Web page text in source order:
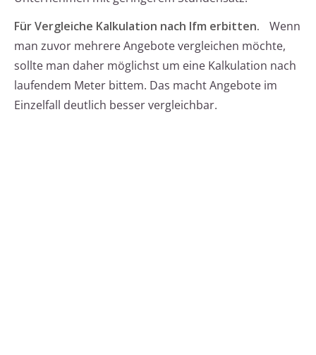
Für Vergleiche Kalkulation nach lfm erbitten.
Wenn
man zuvor mehrere Angebote vergleichen möchte,
sollte man daher möglichst um eine Kalkulation nach
laufendem Meter bittem. Das macht Angebote im
Einzelfall deutlich besser vergleichbar.